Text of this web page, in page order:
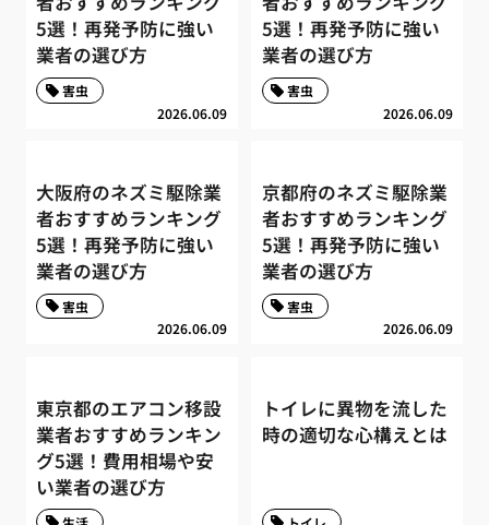
5選！再発予防に強い
業者の選び方
2026.06.09
害虫
5選！再発予防に強い
業者の選び方
2026.06.09
害虫
大阪府のネズミ駆除業
者おすすめランキング
5選！再発予防に強い
業者の選び方
2026.06.09
害虫
京都府のネズミ駆除業
者おすすめランキング
5選！再発予防に強い
業者の選び方
2026.06.09
害虫
東京都のエアコン移設
業者おすすめランキン
グ5選！費用相場や安
い業者の選び方
トイレに異物を流した
時の適切な心構えとは